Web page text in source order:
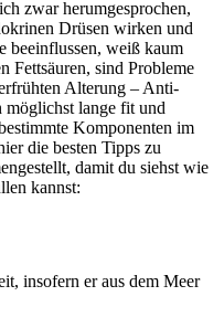
zwar herumgesprochen,
Drüsen wirken und
beeinflussen, weiß kaum
Fettsäuren, sind Probleme
Alterung – Anti-
lange fit und
Komponenten im
die besten Tipps zu
damit du siehst wie
kannst:
insofern er aus dem Meer